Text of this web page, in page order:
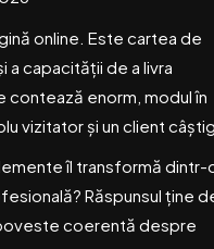
online. Este cartea de
a capacității de a livra
enorm, modul în
vizitator și un client
îl transformă dintr-
Răspunsul ține
coerentă despre